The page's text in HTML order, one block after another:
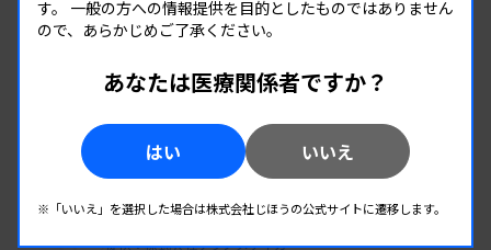
電解質分析装置 STAX-6
全自動pH／血液ガス分析装置 GASTAT-700
Model
提供：株式会社テクノメディカ
す。 一般の方への情報提供を目的としたものではありません
ので、あらかじめご了承ください。
あなたは医療関係者ですか？
はい いいえ
※「いいえ」を選択した場合は株式会社じほうの公式サイトに遷移します。